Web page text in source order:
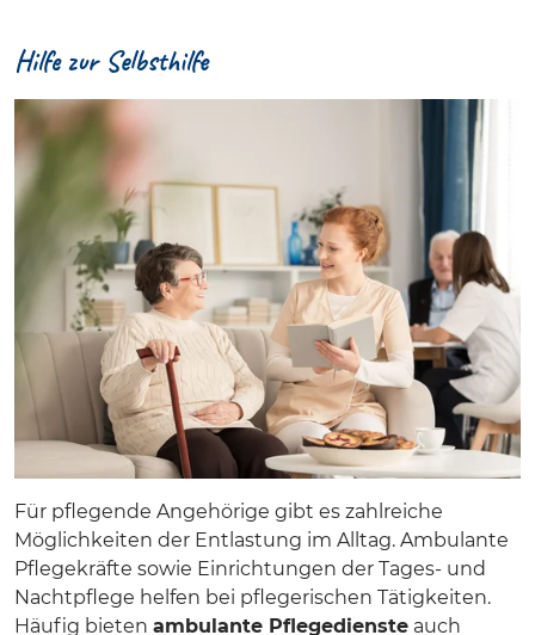
Hilfe zur Selbsthilfe
Für pflegende Angehörige gibt es zahlreiche
Möglichkeiten der Entlastung im Alltag. Ambulante
Pflegekräfte sowie Einrichtungen der Tages- und
Nachtpflege helfen bei pflegerischen Tätigkeiten.
Häufig bieten ambulante Pflegedienste auch